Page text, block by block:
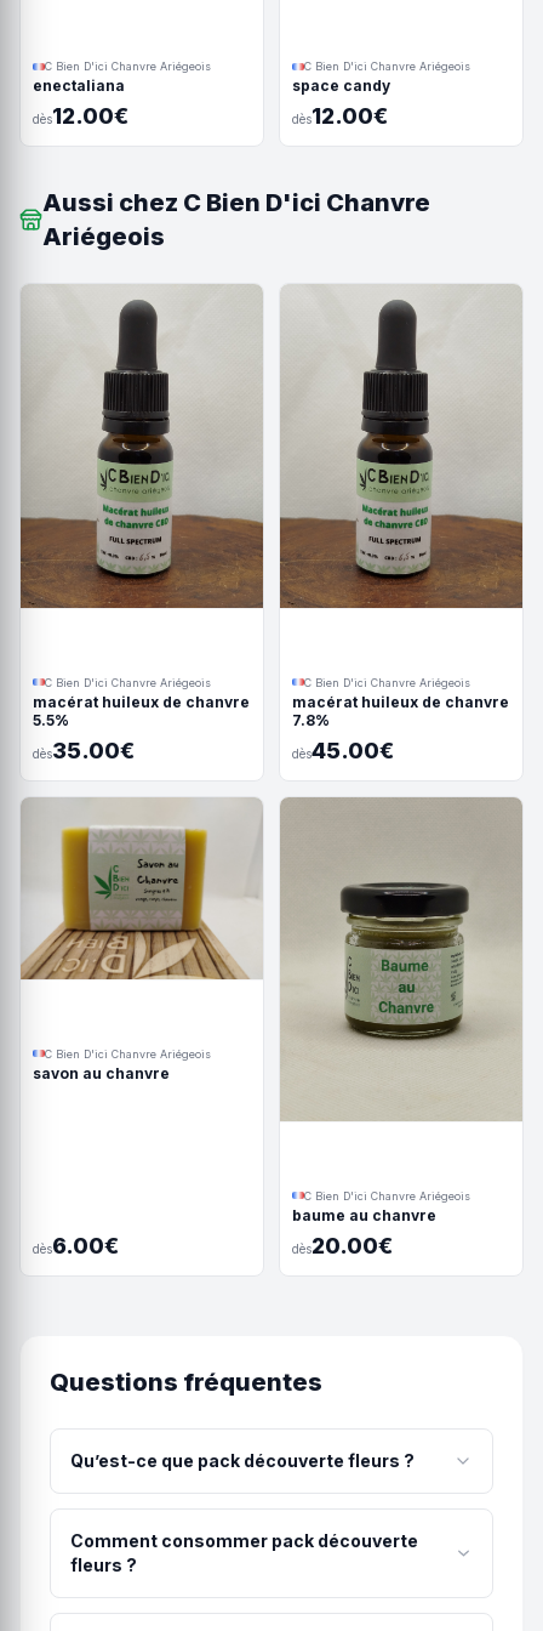
C Bien D'ici Chanvre Ariégeois
enectaliana
dès12.00€
C Bien D'ici Chanvre Ariégeois
space candy
dès12.00€
Aussi chez C Bien D'ici Chanvre
Ariégeois
C Bien D'ici Chanvre Ariégeois
macérat huileux de chanvre
5.5%
dès35.00€
C Bien D'ici Chanvre Ariégeois
macérat huileux de chanvre
7.8%
dès45.00€
C Bien D'ici Chanvre Ariégeois
savon au chanvre
dès6.00€
C Bien D'ici Chanvre Ariégeois
baume au chanvre
dès20.00€
Questions fréquentes
Qu’est-ce que pack découverte fleurs ?
Ce pack découverte se compose d'un
échantillon de 5 variétés de fleurs différentes : 1
gr de Space Candy 1 gr de Blue Meringue 1 gr de
Chemberry Cultivées en extérieur sur sols vivants.
Comment consommer pack découverte
fleurs ?
La méthode recommandée pour pack découverte